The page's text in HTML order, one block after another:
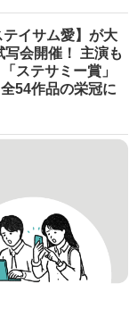
テイサム愛】が大
会開催！ 主演も
ステサミー賞」
54作品の栄冠に